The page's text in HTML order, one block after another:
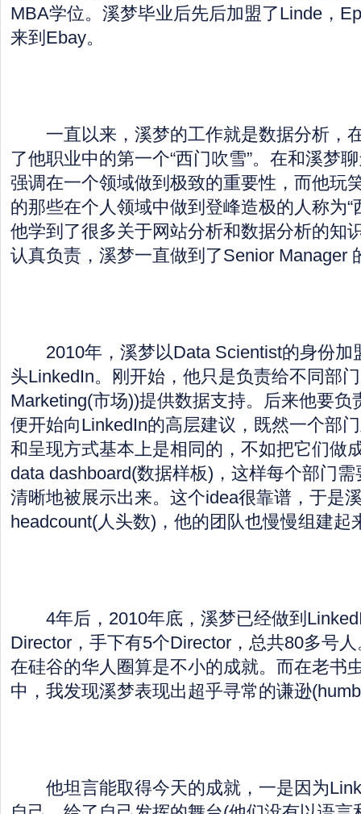
MBA学位。溪梦毕业后先后加盟了Linde，
来到Ebay。
一直以来，溪梦的工作就是数据分析，
了他职业中的第一个“西门吹雪”。在和溪梦
强调在一个领域做到极致的重要性，而他玩
的那些在个人领域中做到登峰造极的人称为“
他学到了很多关于网站分析和数据分析的知
认真负责，溪梦一直做到了Senior Manager
2010年，溪梦以Data Scientist的身份加
头LinkedIn。刚开始，他只是负责给不同部
Marketing(市场))提供数据支持。后来他要负
便开始向LinkedIn的高层建议，既然一个部
和呈现方式基本上是相同的，不如把它们做
data dashboard(数据样板)，这样每个部门
清晰地被展示出来。这个idea很靠谱，于是
headcount(人头数)，他的团队也慢慢组建起
4年后，2010年底，溪梦已经做到
Director，手下有5个Director，总共80多号
在硅谷的华人圈算是不小的成就。而在老书
中，我发现溪梦表现出超乎寻常的谦逊
他坦言能取得今天的成就，一是因为